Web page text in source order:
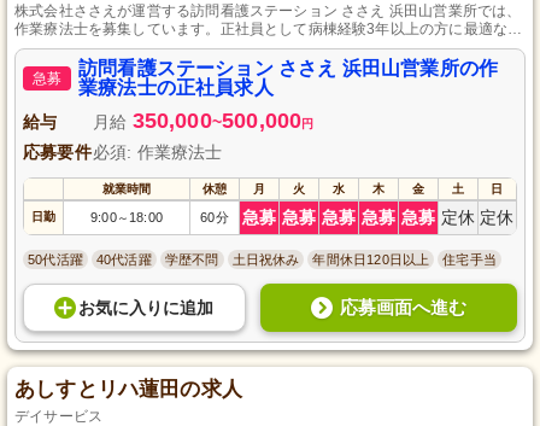
株式会社ささえが運営する訪問看護ステーション ささえ 浜田山営業所では、
作業療法士を募集しています。正社員として病棟経験3年以上の方に最適な環
境を提供し、患者様と地域に貢献できるやりがいがあります。あなたの経験
とスキルを活かし、一緒に成長を目指しましょう。
急募
訪問看護ステーション ささえ 浜田山営業所の作
業療法士の正社員求人
給与 月給 350,000~500,000円
応募要件必須: 作業療法士
就業時間 休憩 月 火 水 木 金 土 日
日勤 9:00～ 18:00 60分 急募 急募 急募 急募 急募 定休 定休
50代活躍 40代活躍 学歴不問 土日祝休み 年間休日120日以上 住宅手当
お気に入り に追加 応募画面へ進む
あしすとリハ蓮田の求人
デイサービス